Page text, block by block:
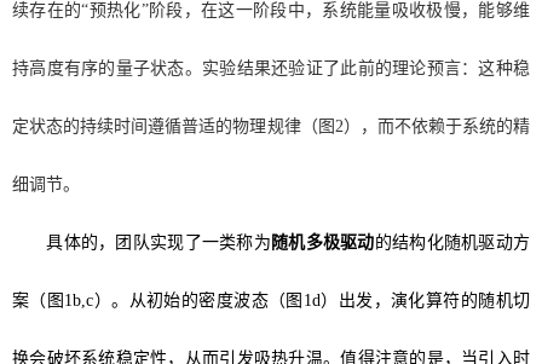
续存在的“预热化”阶段，在这一阶段中，系统能量吸收极慢，能够维
持高度有序的量子状态。实验结果还验证了此前的理论预言：这种稳
定状态的持续时间遵循普适的物理规律（图2），而不依赖于系统的精
细调节。
具体的，团队实现了一类称为 随机多极驱动的结构化随机驱动方
案（图 1b ,c）。 从初始的密度波态（图 1d）出发，演化算符的随机切
换会破坏系统稳定性，从而引发吸热升温。值得注意的是，当引入时